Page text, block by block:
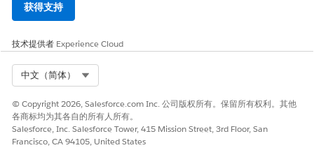
获得支持
技术提供者 Experience Cloud
中文（简体）
© Copyright 2026, Salesforce.com Inc. 公司版权所有。保留所有权利。其他
各商标均为其各自的所有人所有。
Salesforce, Inc. Salesforce Tower, 415 Mission Street, 3rd Floor, San
Francisco, CA 94105, United States